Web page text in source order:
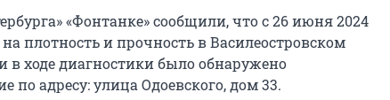
«Фонтанке» сообщили, что с 26 июня 2024
плотность и прочность в Василеостровском
в ходе диагностики было обнаружено
по адресу: улица Одоевского, дом 33.